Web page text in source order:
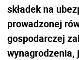
składek na
prowadzonej
gospodarczej
wynagrodzenia,